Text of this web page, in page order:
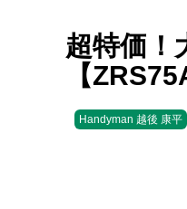
超特価！
【
Handyman 越後 康平